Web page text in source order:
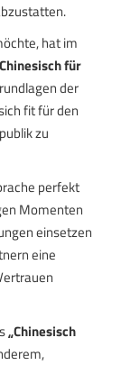
hat im
für
der
fit für den
zu
perfekt
Momenten
einsetzen
eine
„Chinesisch